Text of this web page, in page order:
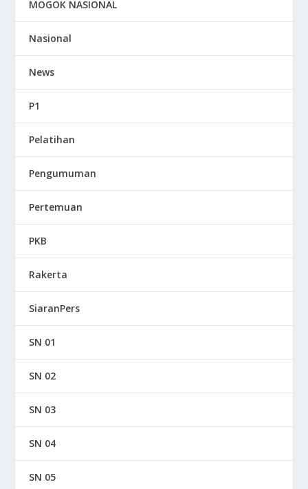
MOGOK NASIONAL
Nasional
News
P1
Pelatihan
Pengumuman
Pertemuan
PKB
Rakerta
SiaranPers
SN 01
SN 02
SN 03
SN 04
SN 05